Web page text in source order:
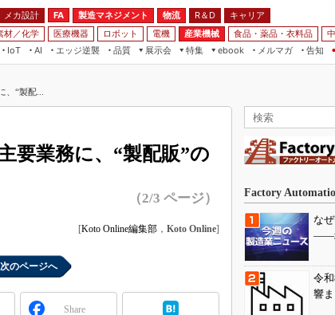
メカ設計 FA 製造マネジメント 物流 R＆D
キャリア
材／化学 医療機器 ロボット 電機 産業機械 食品・薬品・衣料品
IoT
AI
エッジ逆襲 品質
展示会
ト工場EXPO
特集
つながるクルマ
VR／AR
Windows Embedded
ebook
FA
メルマガ
告知
、“製配...
要業務に、“製配販”の
（2/3 ページ）
[Koto Online編集部 ， Koto Online]
次のページへ
Share
Factory
な
――
令
響